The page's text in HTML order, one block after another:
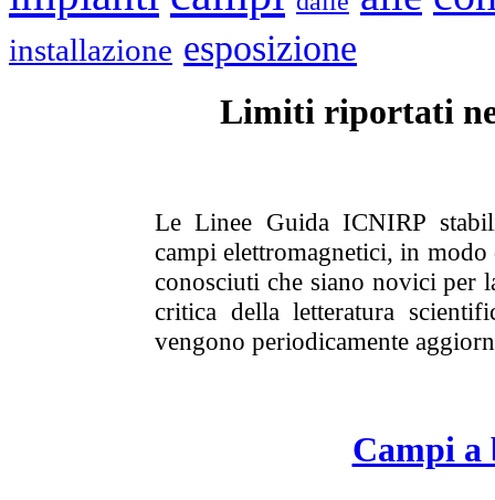
installazione esposizione
Limiti riportati
Le Linee Guida ICNIRP
campi elettromagnetici, in
conosciuti che siano novici per
critica della letteratura
vengono periodicamente
Campi a